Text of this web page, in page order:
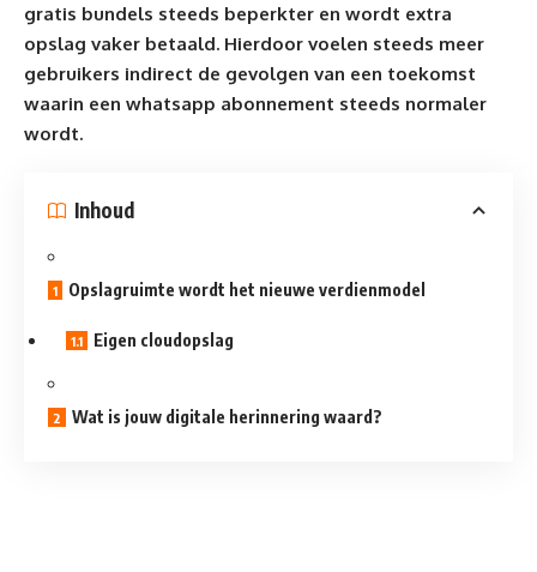
gratis bundels steeds beperkter en wordt extra
opslag vaker betaald. Hierdoor voelen steeds meer
gebruikers indirect de gevolgen van een toekomst
waarin een whatsapp abonnement steeds normaler
wordt.
Inhoud
Opslagruimte wordt het nieuwe verdienmodel
Eigen cloudopslag
Wat is jouw digitale herinnering waard?